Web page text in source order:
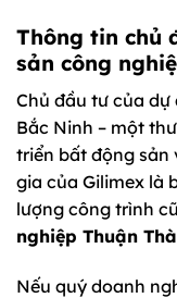
Thông tin chủ
sản công
Chủ đầu tư của dự
Bắc Ninh – một
triển bất động sản
gia của Gilimex là
lượng công trình
nghiệp Thuận
Nếu quý doanh